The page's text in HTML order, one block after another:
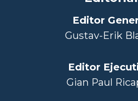
Editor
Gustav-Erik
Editor
Gian Paul